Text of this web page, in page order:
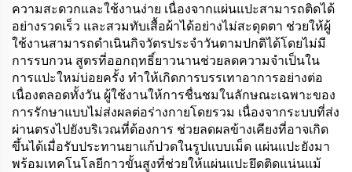
ความสะดวกและใช้งานง่าย เนื่องจากแผ่นแปะสามารถติดได้
อย่างรวดเร็ว และสวมทับเสื้อผ้าได้อย่างไม่สะดุดตา ช่วยให้ผู้
ใช้งานสามารถดำเนินกิจวัตรประจำวันตามปกติได้โดยไม่มี
การรบกวน สูตรที่ออกฤทธิ์ยาวนานช่วยลดความจำเป็นใน
การแปะใหม่บ่อยครั้ง ทำให้เกิดการบรรเทาอาการอย่างต่อ
เนื่องตลอดทั้งวัน ผู้ใช้งานให้การชื่นชมในลักษณะเฉพาะของ
การรักษาแบบไม่ส่งผลต่อร่างกายโดยรวม เนื่องจากระบบที่ส่ง
ผ่านตรงไปยังบริเวณที่ต้องการ ช่วยลดผลข้างเคียงที่อาจเกิด
ขึ้นได้เมื่อรับประทานยาแก้ปวดในรูปแบบเม็ด แผ่นแปะยังมา
พร้อมเทคโนโลยีกาวขั้นสูงที่ช่วยให้แผ่นแปะยึดติดแน่นแม้